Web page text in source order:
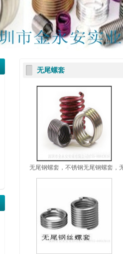
88843616
88843616
88843616
无尾螺套
无尾钢螺套，不锈钢无尾钢螺套，
kato无尾钢螺套